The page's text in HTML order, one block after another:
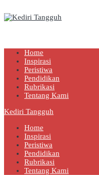
Home
Inspirasi
Peristiwa
Pendidikan
Rubrikasi
Tentang Kami
Kediri Tangguh
Home
Inspirasi
Peristiwa
Pendidikan
Rubrikasi
Tentang Kami